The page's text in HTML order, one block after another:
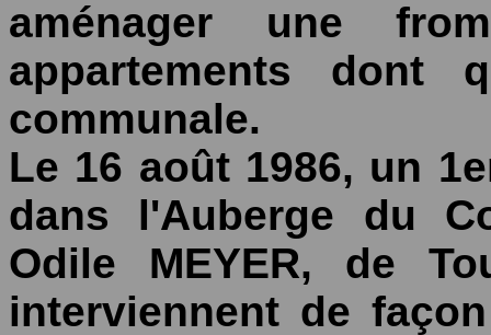
aménager une
appartements dont
communale.
Le 16 août 1986, un
dans l'Auberge du
Odile MEYER, de
interviennent de